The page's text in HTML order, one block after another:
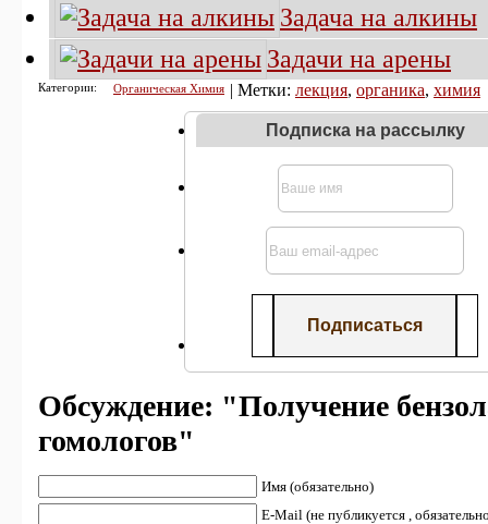
Задача на алкины
Задачи на арены
Категории: Органическая Химия | Метки: лекция, органика, химия
Подписка на рассылку
Обсуждение: "Получение
гомологов"
Имя (обязательно)
E-Mail (не публикуется ,